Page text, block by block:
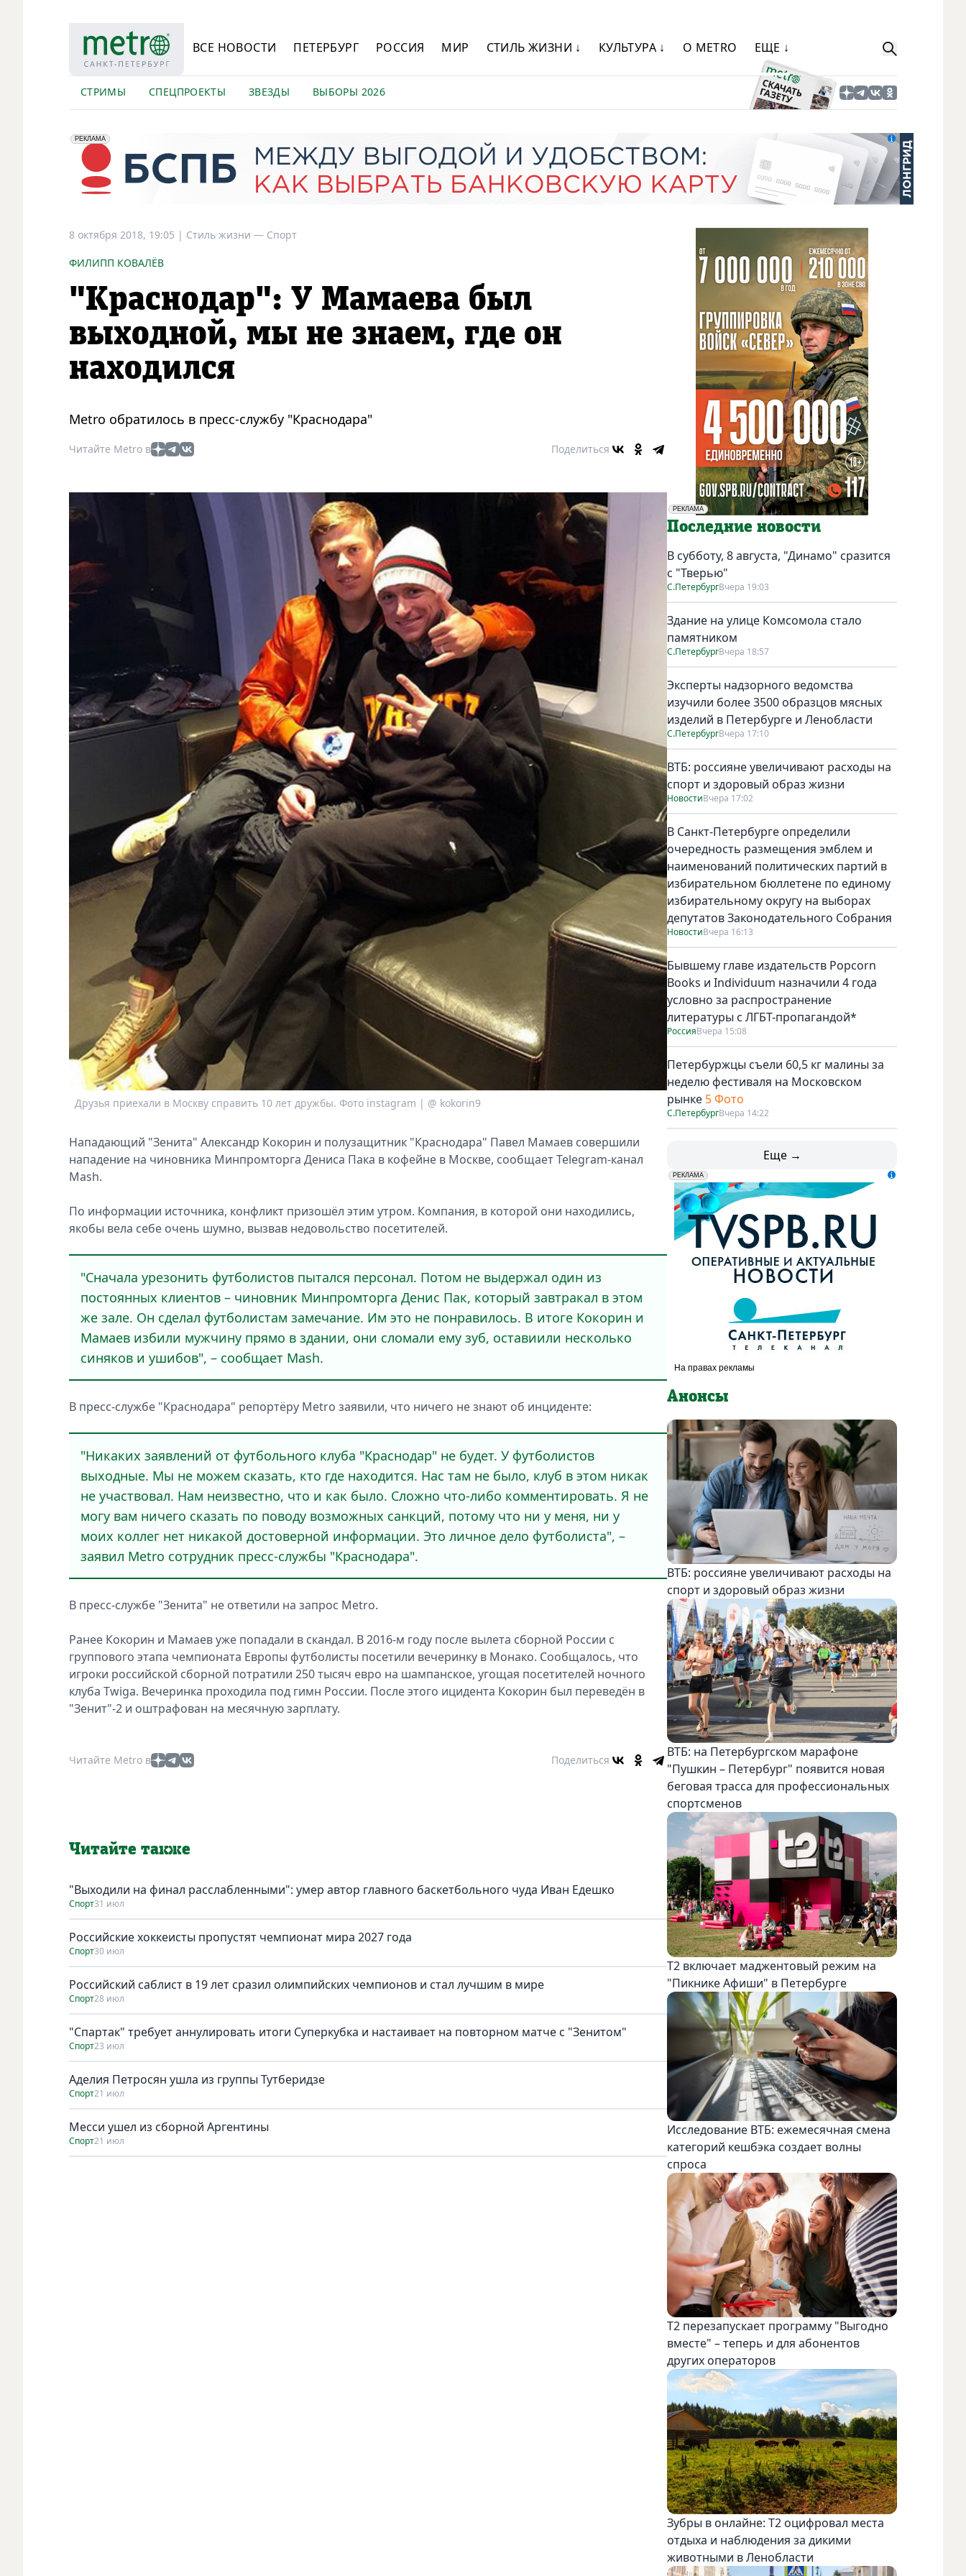
ВСЕ НОВОСТИ ПЕТЕРБУРГ РОССИЯ МИР СТИЛЬ ЖИЗНИ ↓ КУЛЬТУРА ↓ О METRO ЕЩЕ ↓
СТРИМЫ СПЕЦПРОЕКТЫ ЗВЕЗДЫ ВЫБОРЫ 2026
erid: 2VfnxyFybV5
РЕКЛАМА
ПАО "Банк "Санкт-Петербург", ИНН: 7831000027
8 октября 2018, 19:05 | Стиль жизни — Спорт
ФИЛИПП КОВАЛЁВ
"Краснодар": У Мамаева был
выходной, мы не знаем, где он
находился
Metro обратилось в пресс-службу "Краснодара"
Читайте Metro в Поделиться
Друзья приехали в Москву справить 10 лет дружбы. Фото instagram | @ kokorin9
Нападающий "Зенита" Александр Кокорин и полузащитник "Краснодара" Павел Мамаев совершили
нападение на чиновника Минпромторга Дениса Пака в кофейне в Москве, сообщает Telegram-канал
Mash.
По информации источника, конфликт призошёл этим утром. Компания, в которой они находились,
якобы вела себе очень шумно, вызвав недовольство посетителей.
"Сначала урезонить футболистов пытался персонал. Потом не выдержал один из
постоянных клиентов – чиновник Минпромторга Денис Пак, который завтракал в этом
же зале. Он сделал футболистам замечание. Им это не понравилось. В итоге Кокорин и
Мамаев избили мужчину прямо в здании, они сломали ему зуб, оставиили несколько
синяков и ушибов", – сообщает Mash.
В пресс-службе "Краснодара" репортёру Metro заявили, что ничего не знают об инциденте:
"Никаких заявлений от футбольного клуба "Краснодар" не будет. У футболистов
выходные. Мы не можем сказать, кто где находится. Нас там не было, клуб в этом никак
не участвовал. Нам неизвестно, что и как было. Сложно что-либо комментировать. Я не
могу вам ничего сказать по поводу возможных санкций, потому что ни у меня, ни у
моих коллег нет никакой достоверной информации. Это личное дело футболиста", –
заявил Metro сотрудник пресс-службы "Краснодара".
В пресс-службе "Зенита" не ответили на запрос Metro.
Ранее Кокорин и Мамаев уже попадали в скандал. В 2016-м году после вылета сборной России с
группового этапа чемпионата Европы футболисты посетили вечеринку в Монако. Сообщалось, что
игроки российской сборной потратили 250 тысяч евро на шампанское, угощая посетителей ночного
клуба Twiga. Вечеринка проходила под гимн России. После этого ицидента Кокорин был переведён в
"Зенит"-2 и оштрафован на месячную зарплату.
Читайте Metro в Поделиться
Читайте также
"Выходили на финал расслабленными": умер автор главного баскетбольного чуда Иван Едешко
Спорт31 июл
Российские хоккеисты пропустят чемпионат мира 2027 года
Спорт30 июл
Российский саблист в 19 лет сразил олимпийских чемпионов и стал лучшим в мире
Спорт28 июл
"Спартак" требует аннулировать итоги Суперкубка и настаивает на повторном матче с "Зенитом"
Спорт23 июл
Аделия Петросян ушла из группы Тутберидзе
Спорт21 июл
Месси ушел из сборной Аргентины
Спорт21 июл
РЕКЛАМА
Социальная реклама
Последние новости
В субботу, 8 августа, "Динамо" сразится
с "Тверью"
С.ПетербургВчера 19:03
Здание на улице Комсомола стало
памятником
С.ПетербургВчера 18:57
Эксперты надзорного ведомства
изучили более 3500 образцов мясных
изделий в Петербурге и Ленобласти
С.ПетербургВчера 17:10
ВТБ: россияне увеличивают расходы на
спорт и здоровый образ жизни
НовостиВчера 17:02
В Санкт-Петербурге определили
очередность размещения эмблем и
наименований политических партий в
избирательном бюллетене по единому
избирательному округу на выборах
депутатов Законодательного Собрания
НовостиВчера 16:13
Бывшему главе издательств Popcorn
Books и Individuum назначили 4 года
условно за распространение
литературы с ЛГБТ-пропагандой*
РоссияВчера 15:08
Петербуржцы съели 60,5 кг малины за
неделю фестиваля на Московском
рынке 5 Фото
С.ПетербургВчера 14:22
Еще →
erid: LdtCK5udn
РЕКЛАМА
АО "ГАТР", ИНН: 7841320717
Анонсы
ВТБ: россияне увеличивают расходы на
спорт и здоровый образ жизни
ВТБ: на Петербургском марафоне
"Пушкин – Петербург" появится новая
беговая трасса для профессиональных
спортсменов
Т2 включает маджентовый режим на
"Пикнике Афиши" в Петербурге
Исследование ВТБ: ежемесячная смена
категорий кешбэка создает волны
спроса
Т2 перезапускает программу "Выгодно
вместе" – теперь и для абонентов
других операторов
Зубры в онлайне: Т2 оцифровал места
отдыха и наблюдения за дикими
животными в Ленобласти